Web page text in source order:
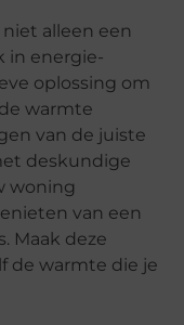
niet alleen een
in energie-
oplossing om
warmte
van de juiste
deskundige
woning
van een
Maak deze
de warmte die je